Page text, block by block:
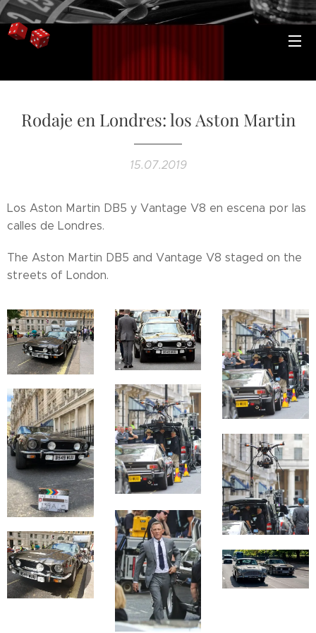
Rodaje en Londres: los Aston Martin
15.07.2019
Los Aston Martin DB5 y Vantage V8 en escena por las
calles de Londres.
The Aston Martin DB5 and Vantage V8 staged on the
streets of London.